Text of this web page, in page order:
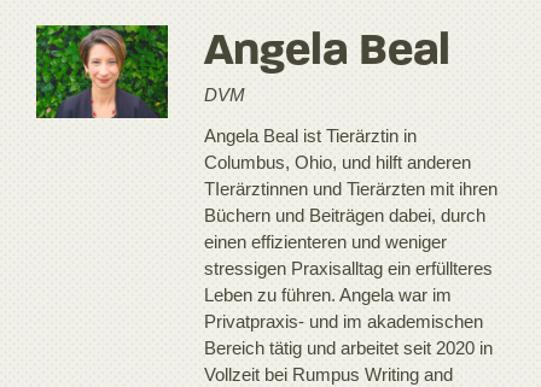
Angela Beal
DVM
Angela Beal ist Tierärztin in
Columbus, Ohio, und hilft anderen
TIerärztinnen und Tierärzten mit ihren
Büchern und Beiträgen dabei, durch
einen effizienteren und weniger
stressigen Praxisalltag ein erfüllteres
Leben zu führen. Angela war im
Privatpraxis- und im akademischen
Bereich tätig und arbeitet seit 2020 in
Vollzeit bei Rumpus Writing and